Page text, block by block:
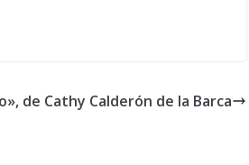
de Cathy Calderón de la Barca